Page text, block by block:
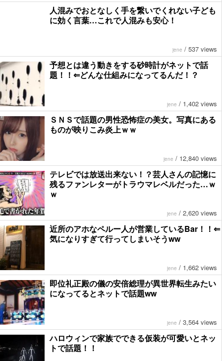
人混みでおとなしく手を繋いでくれない子ども
に効く言葉…これで人混みも安心！
jene / 537 views
予想とは違う動きをする砂時計がネットで話
題！！⇐どんな仕組みになってるんだ！？
jene / 1,402 views
ＳＮＳで話題の男性恐怖症の美女。写真にある
ものが映りこみ炎上ｗｗ
jene / 12,840 views
テレビでは放送出来ない！？芸人さんの記憶に
残るファンレターがトラウマレベルだった…ｗ
ｗ
jene / 2,620 views
近所のアホなペルー人が営業しているBar！！⇐
気になりすぎて行ってしまいそうww
jene / 1,662 views
即位礼正殿の儀の安倍総理が異世界転生みたい
になってるとネットで話題ww
jene / 3,564 views
ハロウィンで家族でできる仮装が可愛いとネッ
トで話題！！